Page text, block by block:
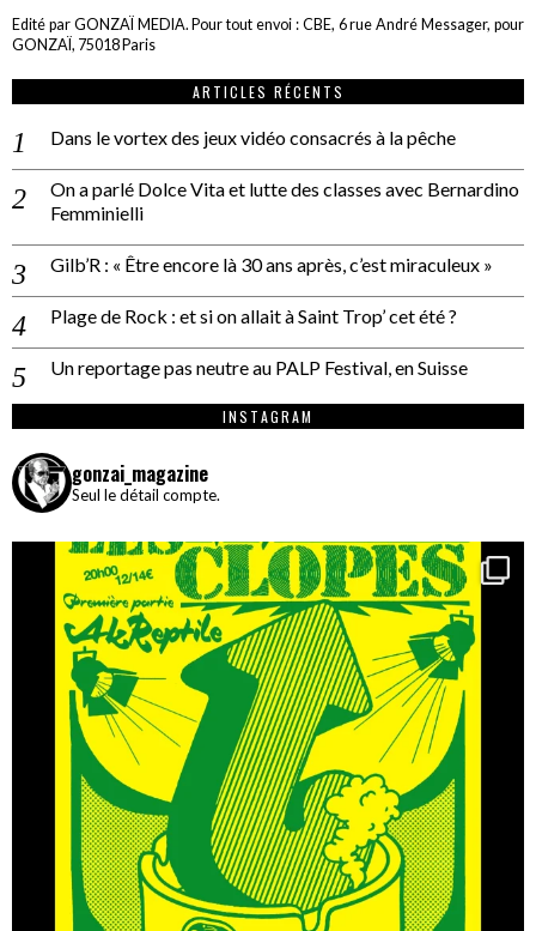
Edité par GONZAÏ MEDIA. Pour tout envoi : CBE, 6 rue André Messager, pour
GONZAÏ, 75018 Paris
ARTICLES RÉCENTS
Dans le vortex des jeux vidéo consacrés à la pêche
On a parlé Dolce Vita et lutte des classes avec Bernardino
Femminielli
Gilb’R : « Être encore là 30 ans après, c’est miraculeux »
Plage de Rock : et si on allait à Saint Trop’ cet été ?
Un reportage pas neutre au PALP Festival, en Suisse
INSTAGRAM
gonzai_magazine
Seul le détail compte.